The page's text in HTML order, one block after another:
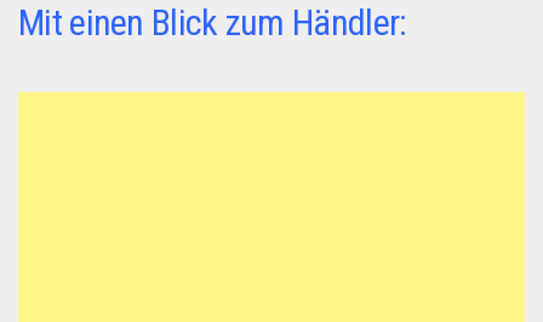
Mit einen Blick zum Händler: